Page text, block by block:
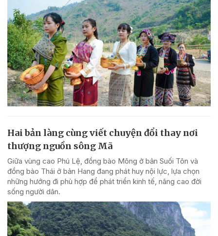
Hai bản làng cùng viết chuyện đổi thay nơi
thượng nguồn sông Mã
Giữa vùng cao Phú Lệ, đồng bào Mông ở bản Suối Tôn và
đồng bào Thái ở bản Hang đang phát huy nội lực, lựa chọn
những hướng đi phù hợp để phát triển kinh tế, nâng cao đời
sống người dân.